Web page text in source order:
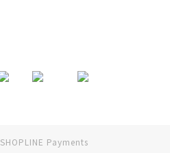
SHOPLINE Payments